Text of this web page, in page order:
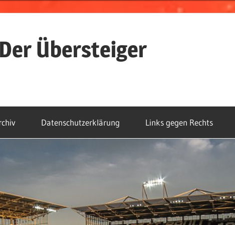
Der Übersteiger
Datenschutzerklärung Links gegen Rechts